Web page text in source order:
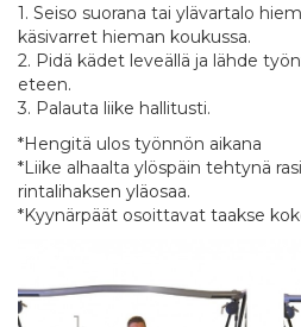
1. Seiso suorana tai ylävartalo
käsivarret hieman koukussa.
2. Pidä kädet leveällä ja lähde
eteen.
3. Palauta liike hallitusti.
*Hengitä ulos työnnön aikana
*Liike alhaalta ylöspäin tehtynä
rintalihaksen yläosaa.
*Kyynärpäät osoittavat taakse